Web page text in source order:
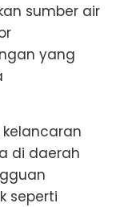
sumber air
yang
di daerah
seperti